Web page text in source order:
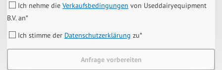
Ich nehme dieVerkaufsbedingungen von Useddairyequipment
B.V. an*
Ich stimme der Datenschutzerklärung zu*
Anfrage vorbereiten